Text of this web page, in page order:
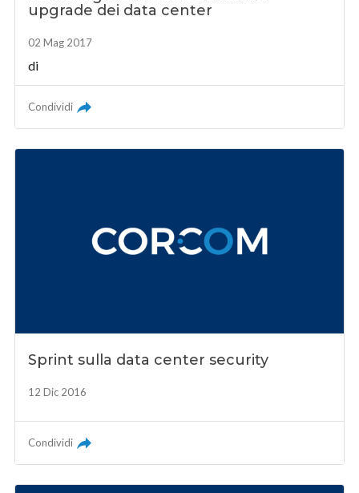
upgrade dei data center
02 Mag 2017
di
Condividi
Sprint sulla data center security
12 Dic 2016
Condividi